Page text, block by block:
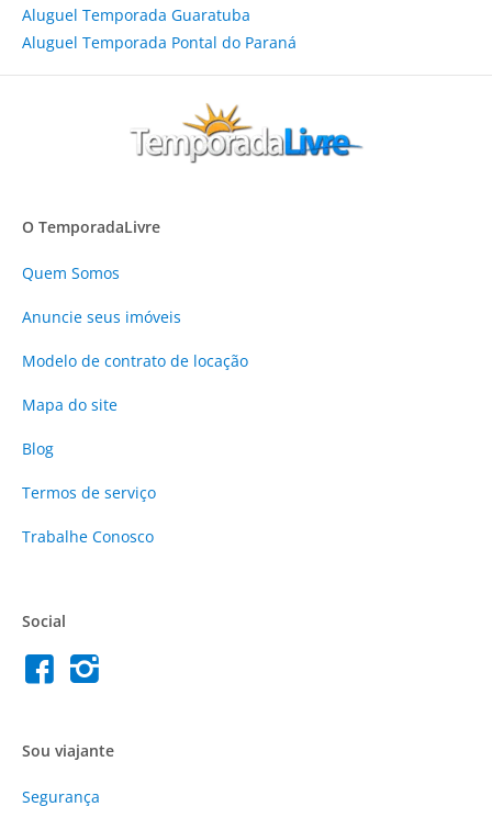
Aluguel Temporada Guaratuba
Aluguel Temporada Pontal do Paraná
O TemporadaLivre
Quem Somos
Anuncie seus imóveis
Modelo de contrato de locação
Mapa do site
Blog
Termos de serviço
Trabalhe Conosco
Social
Sou viajante
Segurança